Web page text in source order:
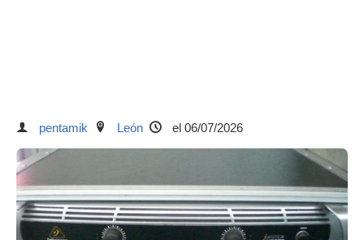
pentamik León el 06/07/2026